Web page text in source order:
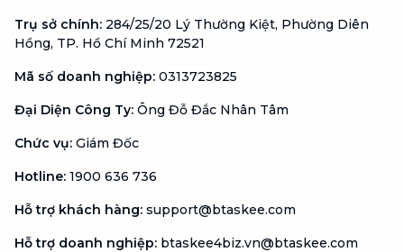
Trụ sở chính: 284/25/20 Lý Thường Kiệt, Phường Diên
Hồng, TP. Hồ Chí Minh 72521
Mã số doanh nghiệp: 0313723825
Đại Diện Công Ty: Ông Đỗ Đắc Nhân Tâm
Chức vụ: Giám Đốc
Hotline: 1900 636 736
Hỗ trợ khách hàng: support@btaskee.com
Hỗ trợ doanh nghiệp: btaskee4biz.vn@btaskee.com